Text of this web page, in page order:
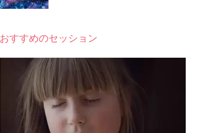
おすすめのセッション